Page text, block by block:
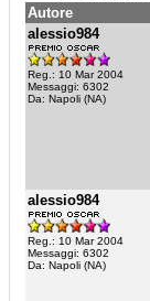
Autore
alessio984
Reg.: 10 Mar 2004
Messaggi: 6302
Da: Napoli (NA)
alessio984
Reg.: 10 Mar 2004
Messaggi: 6302
Da: Napoli (NA)